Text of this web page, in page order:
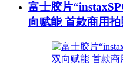
富士胶片
向赋能 首款商用